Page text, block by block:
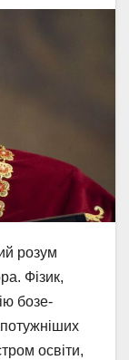
розум
Фізик,
бозе-
освіти,